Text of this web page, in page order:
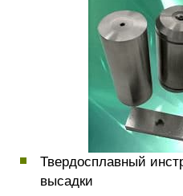
Твердосплавный
высадки